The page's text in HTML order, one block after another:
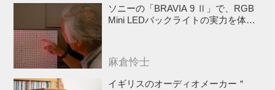
ソニーの「BRAVIA 9 Ⅱ」で、RGB
Mini LEDバックライトの実力を体
研究所 レポート137
麻倉怜士
イギリスのオーディオメーカー＂